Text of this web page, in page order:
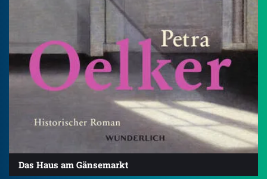
Das Haus am Gänsemarkt